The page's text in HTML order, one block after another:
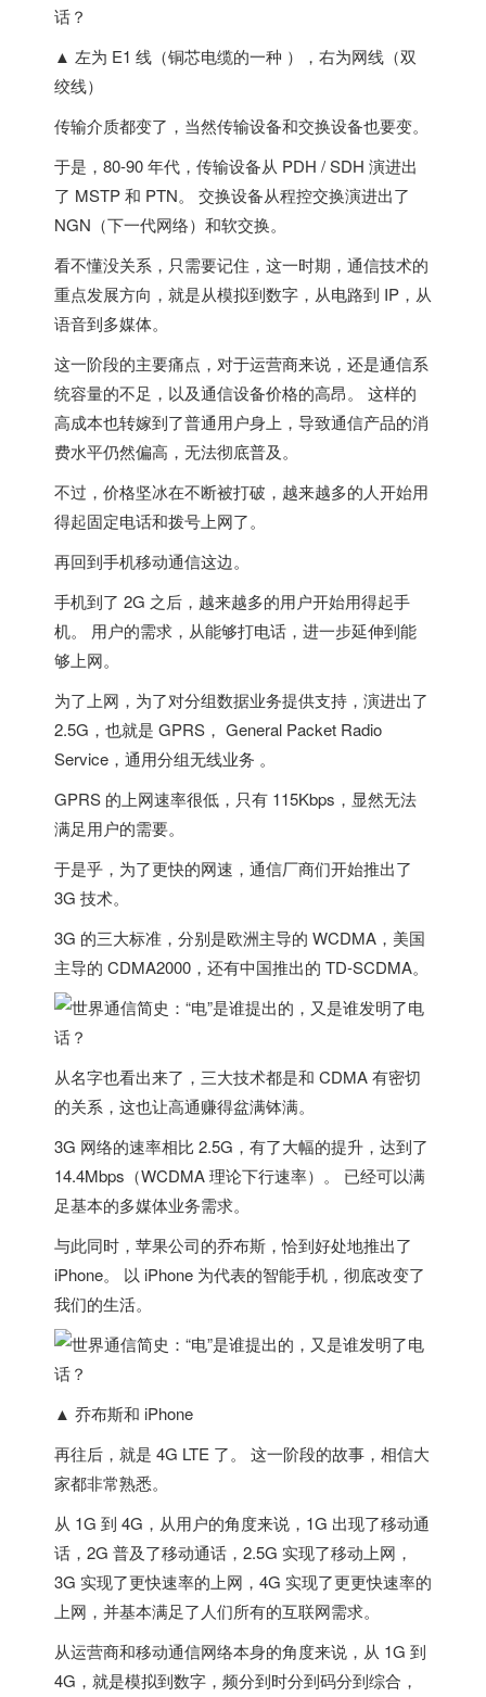
▲ 左为 E1 线（铜芯电缆的一种 ），右为网线（双
绞线）
传输介质都变了，当然传输设备和交换设备也要变。
于是，80-90 年代，传输设备从 PDH / SDH 演进出
了 MSTP 和 PTN。 交换设备从程控交换演进出了
NGN（下一代网络）和软交换。
看不懂没关系，只需要记住，这一时期，通信技术的
重点发展方向， 就是从模拟到数字，从电路到 IP，从
语音到多媒体。
这一阶段的主要痛点，对于运营商来说，还是通信系
统容量的不足，以及通信设备价格的高昂。 这样的
高成本也转嫁到了普通用户身上，导致通信产品的消
费水平仍然偏高，无法彻底普及。
不过，价格坚冰在不断被打破，越来越多的人开始用
得起固定电话和拨号上网了。
再回到手机移动通信这边。
手机到了 2G 之后，越来越多的用户开始用得起手
机。 用户的需求，从能够打电话，进一步延伸到能
够上网。
为了上网，为了对分组数据业务提供支持， 演进出了
2.5G，也就是 GPRS ， General Packet Radio
Service，通用分组无线业务 。
GPRS 的上网速率很低，只有 115Kbps，显然无法
满足用户的需要。
于是乎，为了更快的网速，通信厂商们开始推出了
3G 技术。
3G 的三大标准 ，分别是欧洲主导的 WCDMA， 美国
主导的 CDMA2000，还有中国推出的 TD-SCDMA。
从名字也看出来了，三大技术都是和 CDMA 有密切
的关系，这也让高通赚得盆满钵满。
3G 网络的速率相比 2.5G，有了大幅的提升，达到了
14.4Mbps（WCDMA 理论下行速率）。 已经可以满
足基本的多媒体业务需求。
与此同时，苹果公司的乔布斯，恰到好处地推出了
iPhone。 以 iPhone 为代表的智能手机，彻底改变了
我们的生活。
▲ 乔布斯和 iPhone
再往后，就是 4G LTE 了。 这一阶段的故事，相信大
家都非常熟悉。
从 1G 到 4G，从用户的角度来说，1G 出现了移动通
话，2G 普及了移动通话，2.5G 实现了移动上网，
3G 实现了更快速率的上网，4G 实现了更更快速率的
上网，并基本满足了人们所有的互联网需求。
从运营商和移动通信网络本身的角度来说，从 1G 到
4G，就是模拟到数字，频分到时分到码分到综合，